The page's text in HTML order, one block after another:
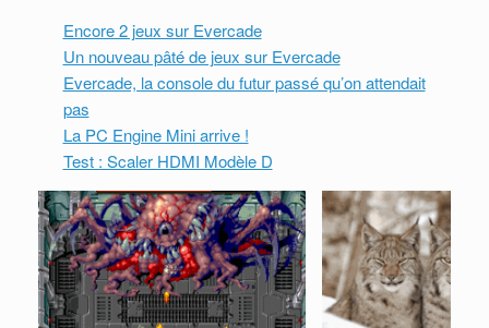
Encore 2 jeux sur Evercade
Un nouveau pâté de jeux sur Evercade
Evercade, la console du futur passé qu’on attendait
pas
La PC Engine Mini arrive !
Test : Scaler HDMI Modèle D